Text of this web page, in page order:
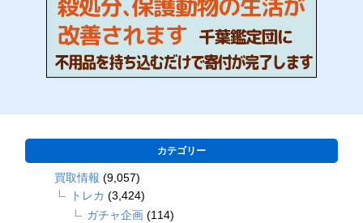
カテゴリー
買取情報 (9,057)
トレカ (3,424)
ガチャ企画 (114)